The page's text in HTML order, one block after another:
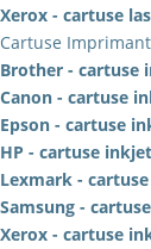
Xerox - cartuse
Cartuse
Brother - cartuse
Canon - cartuse
Epson - cartuse
HP - cartuse inkjet
Lexmark -
Samsung -
Xerox - cartuse